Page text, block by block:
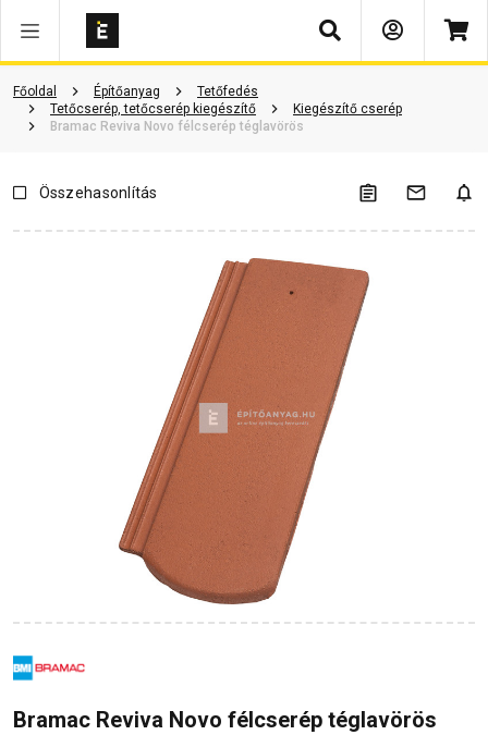
Keresés
Főoldal Építőanyag
Tetőfedés
Tetőcserép, tetőcserép kiegészítő
Kiegészítő cserép
Bramac Reviva Novo félcserép téglavörös
Dokumentumok Kérdések és válaszok
Összehasonlítás
Bramac Reviva Novo félcserép téglavörös